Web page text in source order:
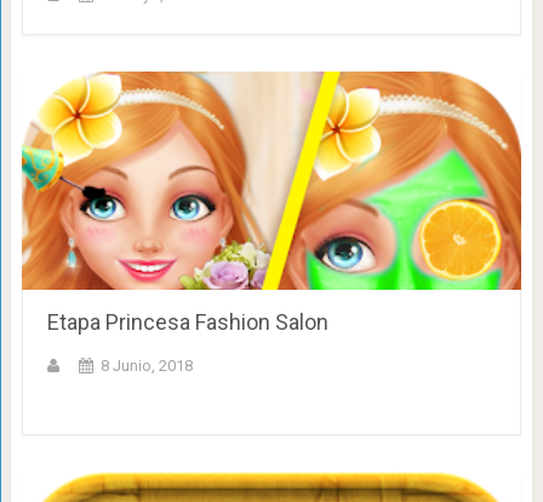
Etapa Princesa Fashion Salon
8 Junio, 2018